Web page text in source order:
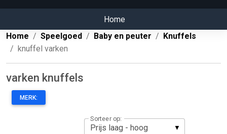
Home
Home
Speelgoed Baby en peuter
Knuffels
knuffel varken
varken knuffels
MERK:
Sorteer op: